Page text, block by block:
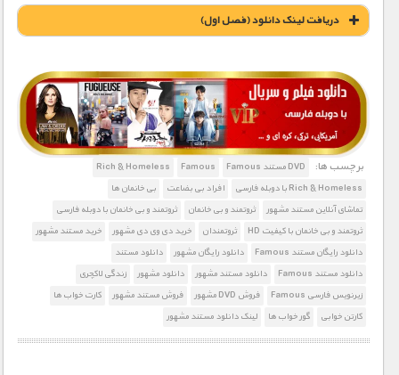
دریافت لینک دانلود (فصل اول)
1900 تومان – دانلود قسمت 1 (افزودن به سبد خريد)
1900 تومان – دانلود قسمت 2 (افزودن به سبد خريد)
1900 تومان – دانلود قسمت 3 (افزودن به سبد خريد)
برچسب ها: DVD مستند Famous Famous
Rich & Homeless
Rich & Homeless با دوبله فارسی
افراد بی بضاعت
بی خانمان ها
تماشای آنلاین مستند مشهور
ثروتمند و بی خانمان
ثروتمند و بی خانمان با دوبله فارسی
ثروتمند و بی خانمان با کیفیت HD
ثروتمندان خرید دی وی دی مشهور
خرید مستند مشهور
دانلود رایگان مستند Famous
دانلود رایگان مشهور
دانلود مستند
دانلود مستند Famous
دانلود مستند مشهور دانلود مشهور
زندگی لاکچری
زیرنویس فارسی Famous
فروش DVD مشهور فروش مستند مشهور
کارت خواب ها
کارتن خوابی
گور خواب ها لینک دانلود مستند مشهور